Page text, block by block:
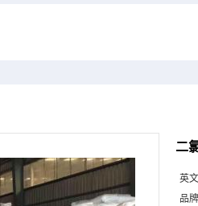
二
英
品